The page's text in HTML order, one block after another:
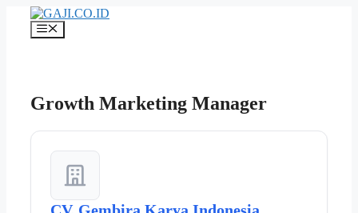
Langsung
Menu
Growth Marketing Manager